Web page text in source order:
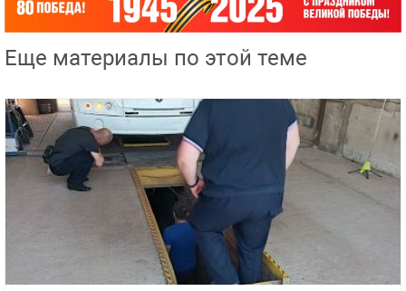
Еще материалы по этой теме